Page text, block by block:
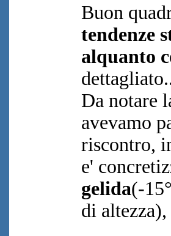
Buon
tendenze
alquanto
Da notare
avevamo
riscontro,
e'
gelida(-
di